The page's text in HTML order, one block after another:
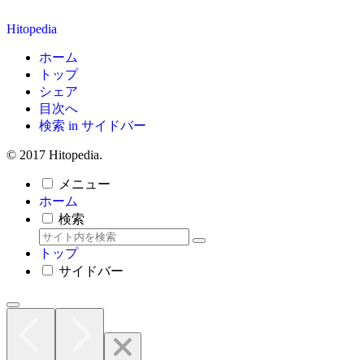
Hitopedia
ホーム
トップ
シェア
目次へ
検索 in サイドバー
© 2017 Hitopedia.
メニュー
ホーム
検索
トップ
サイドバー